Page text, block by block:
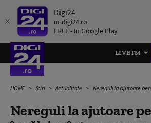
Digi24
m.digi24.ro
FREE - In Google Play
LIVE FM
HOME Știri Actualitate Nereguli la ajutoare pentru încălzire într-o comună, la doar
Nereguli la ajutoare